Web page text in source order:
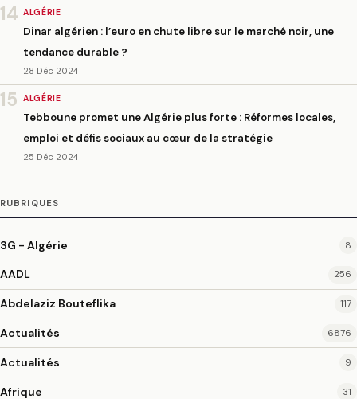
14 ALGÉRIE
Dinar algérien : l’euro en chute libre sur le marché noir, une
tendance durable ?
28 Déc 2024
15 ALGÉRIE
Tebboune promet une Algérie plus forte : Réformes locales,
emploi et défis sociaux au cœur de la stratégie
25 Déc 2024
RUBRIQUES
3G - Algérie 8
AADL 256
Abdelaziz Bouteflika 117
Actualités 6876
Actualités 9
Afrique 31